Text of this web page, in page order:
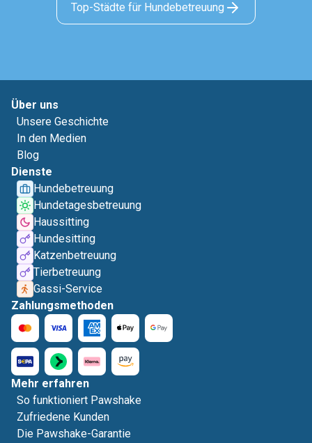
Top-Städte für Hundebetreuung
Über uns
Unsere Geschichte
In den Medien
Blog
Dienste
Hundebetreuung
Hundetagesbetreuung
Haussitting
Hundesitting
Katzenbetreuung
Tierbetreuung
Gassi-Service
Zahlungsmethoden
Mehr erfahren
So funktioniert Pawshake
Zufriedene Kunden
Die Pawshake-Garantie